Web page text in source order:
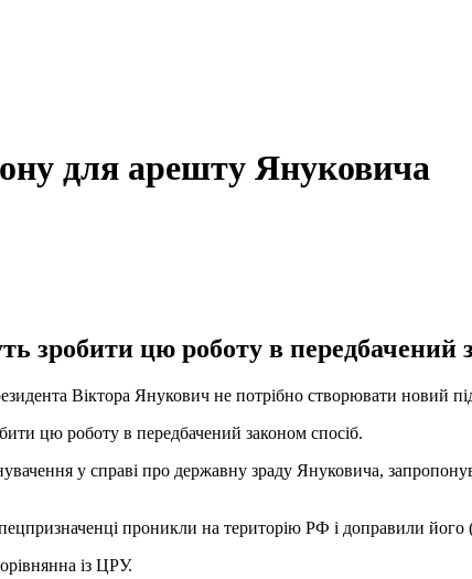
для арешту Януковича
зробити цю роботу в
Віктора Янукович не потрібно створювати новий
цю роботу в передбачений законом спосіб.
у справі про державну зраду Януковича,
проникли на територію РФ і доправили його
із ЦРУ.